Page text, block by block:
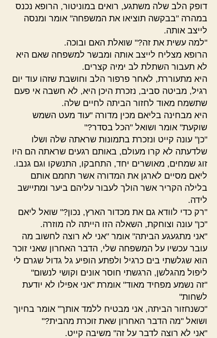
דופק הלב שלה משתגע, רואים במוניטור, הרופא נכנס
במהרה "בבקשה תוציאו את המשפחה" אומר ומנסה
לייצב אותה.
"למה עשית את זה?" שואלת האם ובוכה.
הרופא מצליח לייצב אותה ומבשר למשפחה שאם היא
לא תעבור השתלת לב ימיה קצרים.
היא מתעוררת, לאחר פרפור הלב וחושבת שזהו עוד יום
רגיל, מביטה סביב, נזכרת היכן היא, לא חשבה אי פעם
שתשמח מאוד לחזור הביתה לחיים שלה.
היא מבחינה בליאם מכין מדורה "עוד מעט השמש
שוקעת" אומר ושואל "הכל בסדר?"
"כן" עונה קייט ונזכרת בתמונות שראתה שלה ושלו
שלדעתה לא קרו מעולם, באותם רגעים שראתה הם היו
זוג שמחים, מאושרים יחד, התחבקו, התנשקו וגם גנבו.
ליאם מסיים לארגן את המדורה אשר תחמם אותם
בלילה הקריר אשר הולך לעבור עליהם ביער ומתיישב
לידה.
"רק כדי לוודא גם את מכדור הארץ, נכון?" שואל ליאם
"כן" עונה וצוחקת, השאלה הזו הייתה לה מוזרה.
"אני מתגעגע הביתה" אומר "אני לא רוצה לחשוב מה
עובר עכשיו על המשפחה שלי, הדבר האחרון שאני זוכר
הוא שגלשתי בים כרגיל ולפתע הופיע גל גדול שגרם לי
ליפול מהגלשן, הרגשתי חוסר אונים וקושי לנשום"
"זה נשמע מפחיד מאוד" אומרת "אני אפילו לא יודעת
לשחות"
"כשנחזור הביתה, אני מבטיח ללמד אותך" אומר בחיוך
ושואל "מה הדבר האחרון שאת זוכרת מהבית?"
"אני לא רוצה לדבר על זה" משיבה קייט.